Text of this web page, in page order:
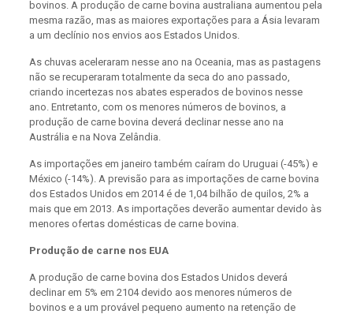
bovinos. A produção de carne bovina australiana aumentou pela
mesma razão, mas as maiores exportações para a Ásia levaram
a um declínio nos envios aos Estados Unidos.
As chuvas aceleraram nesse ano na Oceania, mas as pastagens
não se recuperaram totalmente da seca do ano passado,
criando incertezas nos abates esperados de bovinos nesse
ano. Entretanto, com os menores números de bovinos, a
produção de carne bovina deverá declinar nesse ano na
Austrália e na Nova Zelândia.
As importações em janeiro também caíram do Uruguai (-45%) e
México (-14%). A previsão para as importações de carne bovina
dos Estados Unidos em 2014 é de 1,04 bilhão de quilos, 2% a
mais que em 2013. As importações deverão aumentar devido às
menores ofertas domésticas de carne bovina.
Produção de carne nos EUA
A produção de carne bovina dos Estados Unidos deverá
declinar em 5% em 2104 devido aos menores números de
bovinos e a um provável pequeno aumento na retenção de